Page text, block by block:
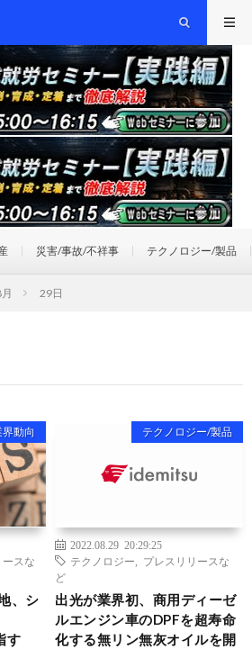
災害/事故/不祥事 テクノロジー/製品
29日
動向
ースな
、シ
す
テクノロジー/製品
2022.08.29 20:29:25
テクノロジー
プレスリリースな
ど
出光が業界初、商用ディーゼ
ルエンジン車のDPFを超寿命
化する無リン無灰オイルを開